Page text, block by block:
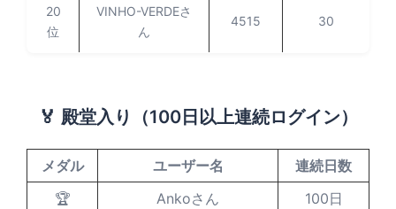
20
位
VINHO-VERDEさ
ん
4515 30
🏅 殿堂入り（100日以上連続ログイン）
メダル ユーザー名
連続日数
🏆
Ankoさん
100日